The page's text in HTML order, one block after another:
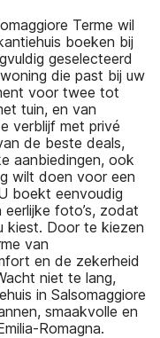
Terme wil
boeken bij
geselecteerd
die past bij uw
voor twee tot
tuin, en van
verblijf met privé
de beste deals,
aanbiedingen, ook
wilt doen voor een
boekt eenvoudig
foto’s, zodat
kiest. Door te kiezen
van
en de zekerheid
niet te lang,
in Salsomaggiore
smaakvolle en
Romagna.